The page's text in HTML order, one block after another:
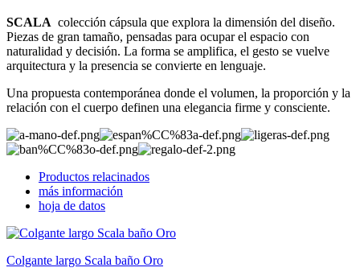
SCALA colección cápsula que explora la dimensión del diseño.
Piezas de gran tamaño, pensadas para ocupar el espacio con
naturalidad y decisión. La forma se amplifica, el gesto se vuelve
arquitectura y la presencia se convierte en lenguaje.
Una propuesta contemporánea donde el volumen, la proporción y la
relación con el cuerpo definen una elegancia firme y consciente.
Productos relacinados
más información
hoja de datos
Colgante largo Scala baño Oro